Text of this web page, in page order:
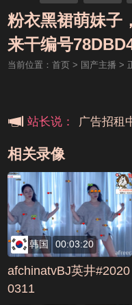
粉衣黑裙萌妹子
来干编号
当前位置： 首页> 国产主播 >
站长说： 广告招租
相关录像
韩国 00:03:20
afchinatvBJ英井#2020
0311